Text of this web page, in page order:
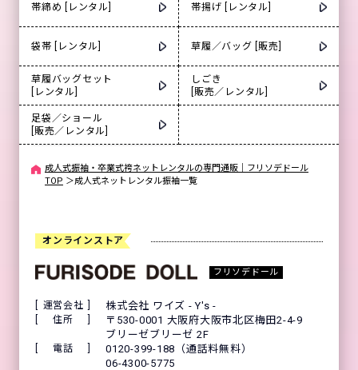
帯締め [レンタル] 帯揚げ [レンタル]
袋帯 [レンタル] 草履／バッグ [販売]
草履バッグセット
[レンタル]
しごき
[販売／レンタル]
足袋／ショール
[販売／レンタル]
成人式振袖・卒業式袴ネットレンタルの専門通販｜フリソデドール
TOP ＞成人式ネットレンタル振袖一覧
オンラインストア
フリソデドール
運営会社 株式会社 ワイズ - Y's -
住所
〒530-0001 大阪府大阪市北区梅田2-4-9
ブリーゼブリーゼ 2F
電話
0120-399-188（通話料無料）
06-4300-5775